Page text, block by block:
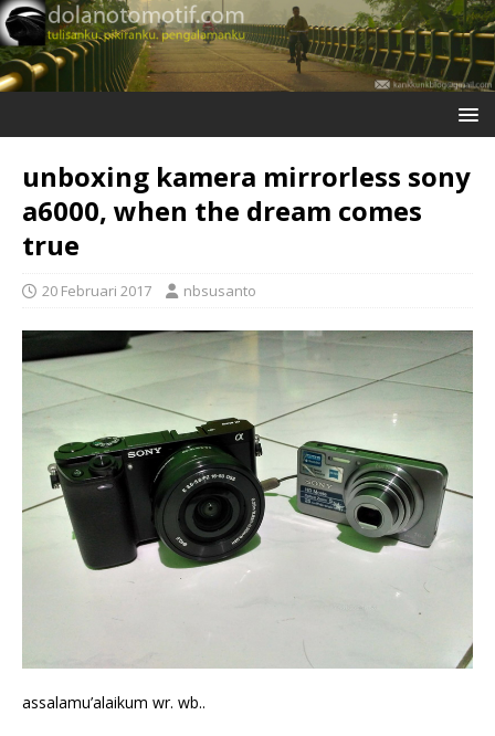
unboxing kamera mirrorless sony
a6000, when the dream comes
true
20 Februari 2017 nbsusanto
assalamu’alaikum wr. wb..